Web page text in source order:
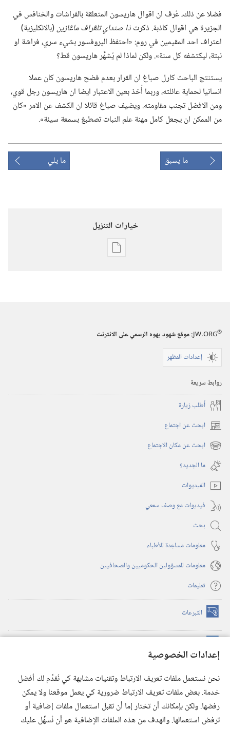
إعدادات الخصوصية
نحن نستعمل ملفات تعريف الارتباط وتقنيات مشابهة كي نُقدِّم لك أفضل
خدمة. بعض ملفات تعريف الارتباط ضرورية كي يعمل موقعنا ولا يمكن
رفضها. ولكن بإمكانك أن تختار إما أن تقبل استعمال ملفات إضافية أو
ترفض استعمالها. والهدف من هذه الملفات الإضافية هو أن نُسهِّل عليك
فضلا عن ذلك،‏ عُرف ان اقوال هاريسون المتعلقة بالفراشات والخنافس في
الجزيرة هي اقوال كاذبة.‏ ذكرتذا صنداي تلڠراف ماڠازين‏(‏بالانكليزية)‏
اعتراف احد المقيمين في روم:‏ «احتفظ الپروفسور بشيء سري،‏ فراشة او
نبتة،‏ ليكتشفه كل سنة».‏ ولكن لماذا لم يُشهَّر هاريسون قط؟‏
يستنتج الباحث كارل صباغ ان القرار بعدم فضح هاريسون كان عملا
انسانيا لحماية عائلته،‏ وربما أُخذ بعين الاعتبار ايضا ان هاريسون رجل قوي،‏
ومن الافضل تجنب مقاومته.‏ ويضيف صباغ قائلا ان الكشف عن الامر «كان
من الممكن ان يجعل كامل مهنة علم النبات تصطبغ بسمعة سيئة».‏
ما يسبق ما يلي
خيارات التنزيل
خيارات
أغسطس‏
JW.ORG®
:‏ موقع شهود يهوه الرسمي على الانترنت
إعدادات المظهر
روابط سريعة
أُطلب زيارة
ابحث عن اجتماع (يفتح
نافذة ابحث عن مكان الاجتماع (يفتح
نافذة
جديدة)
ما الجديد؟‏
الفيديوات
فيديوات مع وصف سمعي
بحث
معلومات مساعِدة للأطباء
معلومات للمسؤولين الحكوميين والصحافيين
تعليمات
التبرعات (يفتح
نافذة
(يفتح
نافذة
(يفتح
نافذة
جديدة) تطبيق ®
JW Library
مكتبة برج المراقبة